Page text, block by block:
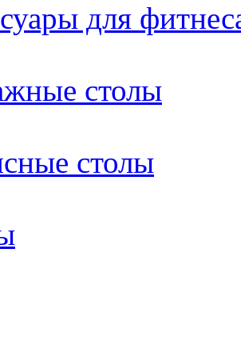
для
столы
столы